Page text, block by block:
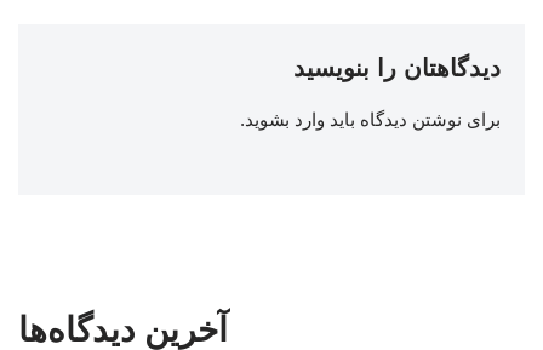
دیدگاهتان را بنویسید
برای نوشتن دیدگاه باید وارد بشوید.
آخرین دیدگاه‌ها